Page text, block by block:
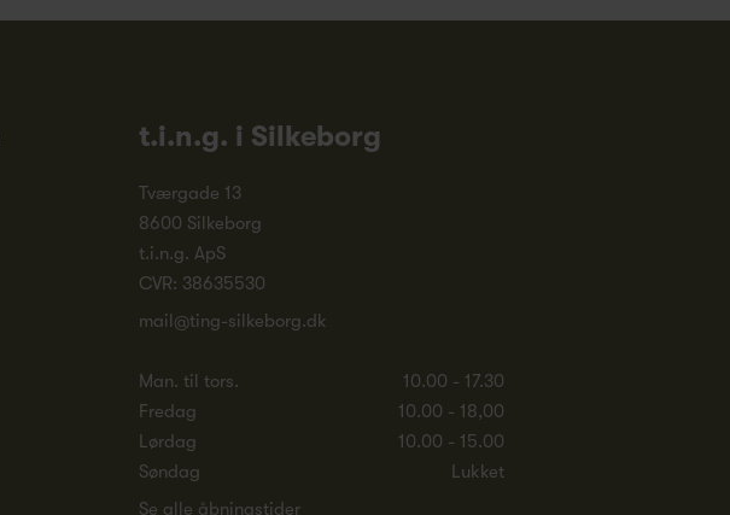
t.i.n.g. i Silkeborg
Tværgade 13
8600 Silkeborg
t.i.n.g. ApS
CVR: 38635530
mail@ting-silkeborg.dk
Man. til tors.
10.00 - 17.30
Fredag
10.00 - 18,00
Lørdag
10.00 - 15.00
Søndag
Lukket
Se alle åbningstider